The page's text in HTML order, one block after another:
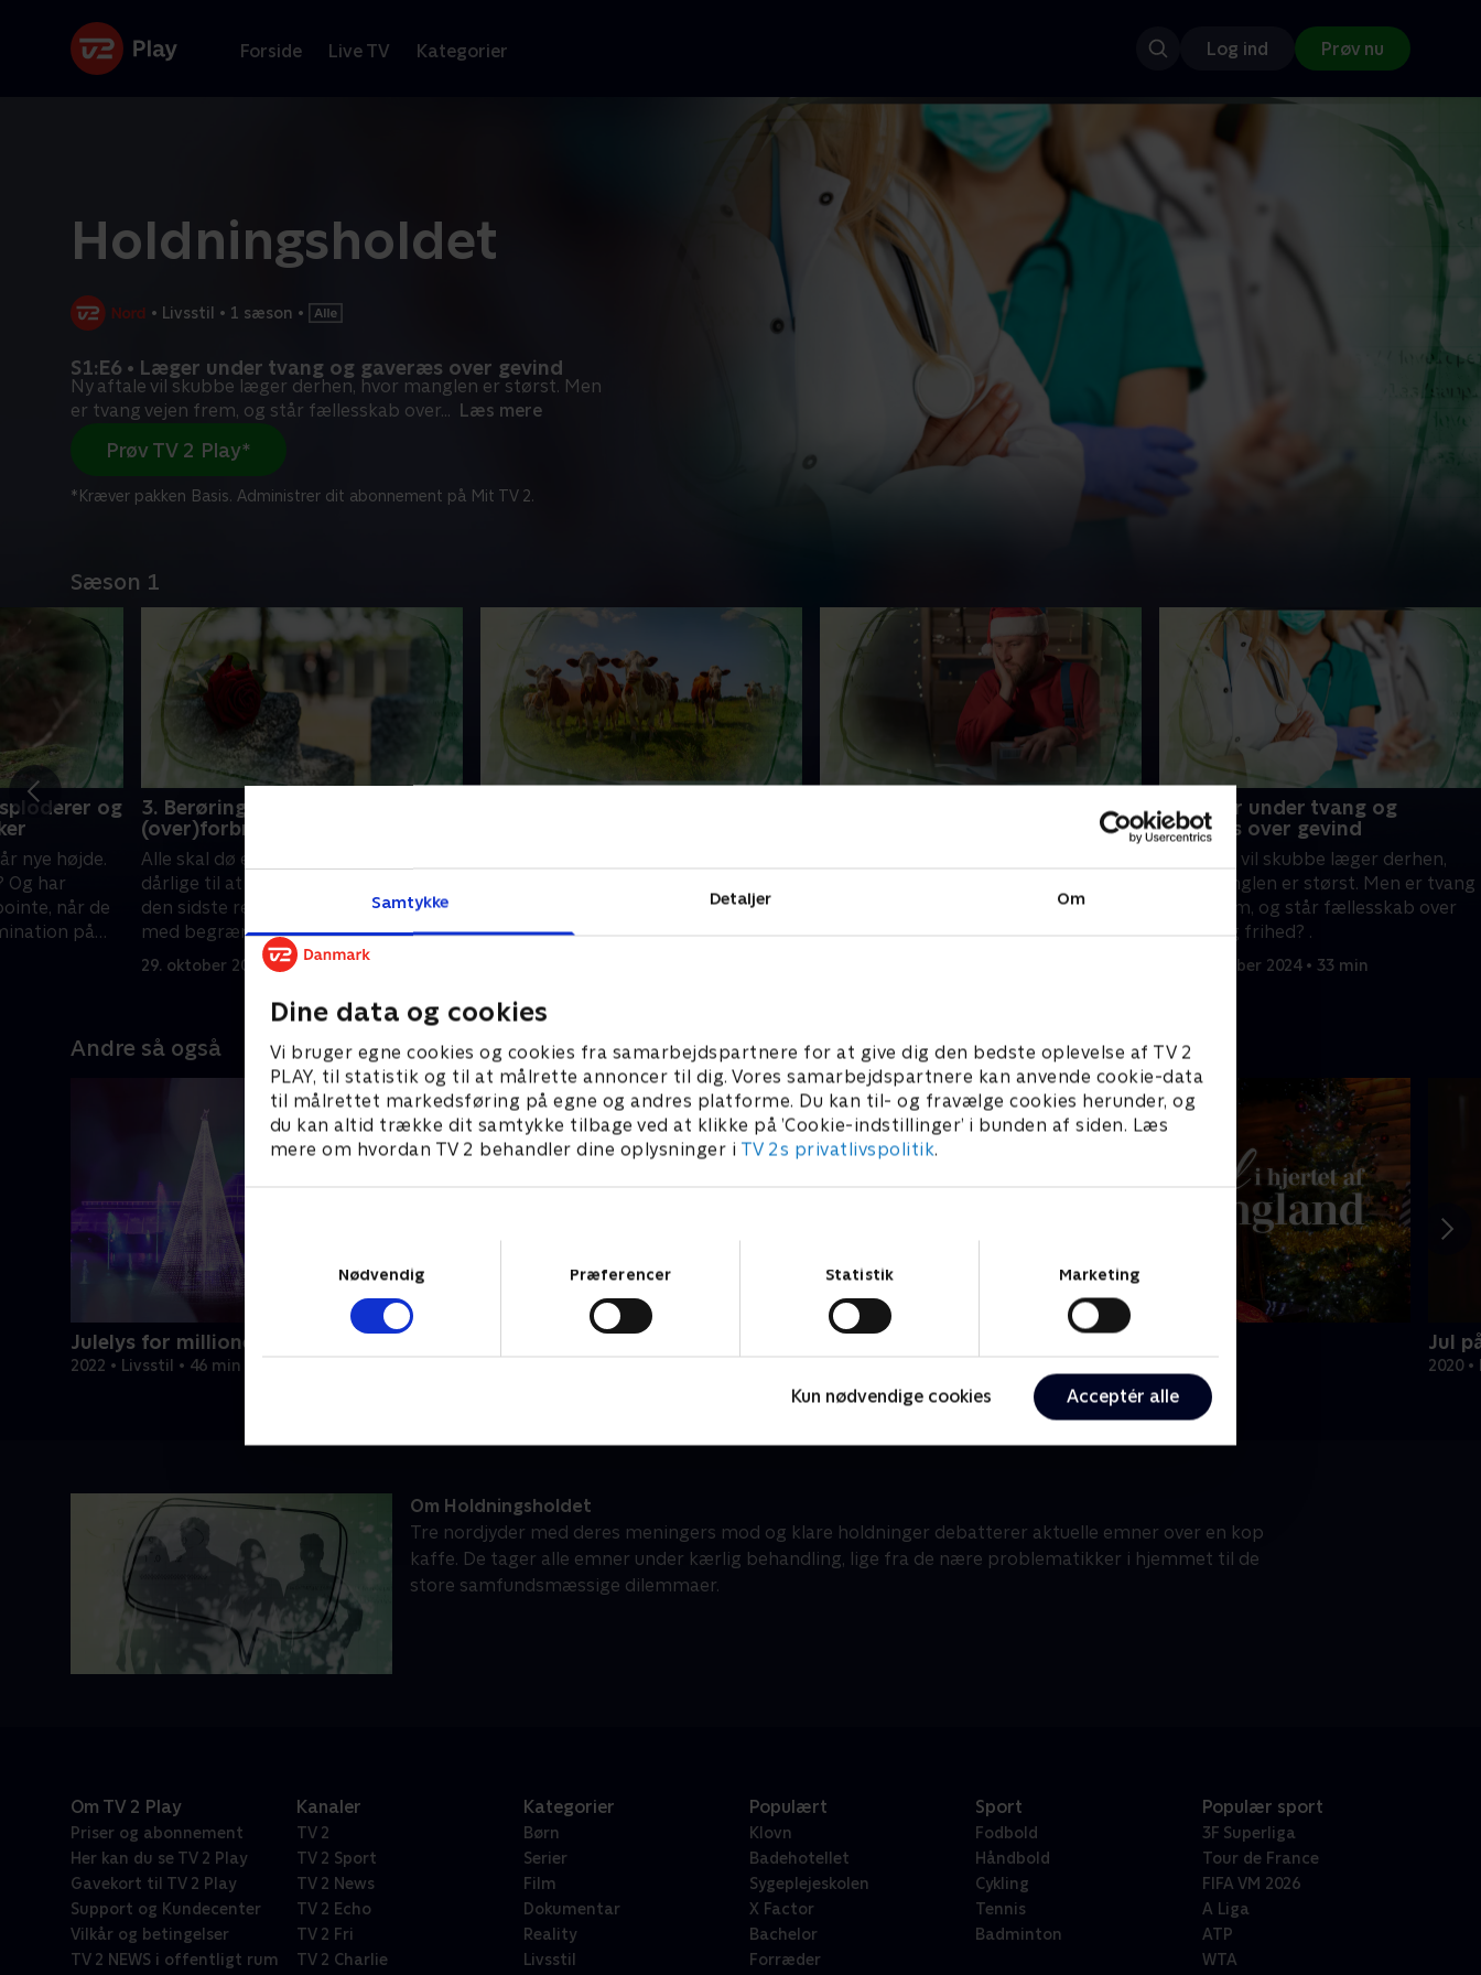
Samtykke Detaljer Om
Dine data og cookies
Vi bruger egne cookies og cookies fra samarbejdspartnere for at give dig den bedste oplevelse af TV 2
PLAY, til statistik og til at målrette annoncer til dig. Vores samarbejdspartnere kan anvende cookie-data
til målrettet markedsføring på egne og andres platforme. Du kan til- og fravælge cookies herunder, og
du kan altid trække dit samtykke tilbage ved at klikke på ’Cookie-indstillinger’ i bunden af siden. Læs
mere om hvordan TV 2 behandler dine oplysninger i TV 2s privatlivspolitik.
Nødvendig
Præferencer Statistik Marketing
Kun nødvendige cookies Acceptér alle
Forside Live TV Kategorier Log ind Prøv nu
Holdningsholdet
• Livsstil • 1 sæson •
S1:E6 • Læger under tvang og gaveræs over gevind
Ny aftale vil skubbe læger derhen, hvor manglen er størst. Men
er tvang vejen frem, og står fællesskab over... Læs mere
Prøv TV 2 Play*
*Kræver pakken Basis. Administrer dit abonnement på Mit TV 2.
Sæson 1
og
nye højde.
Og har
når de
på
3. Berøringsangst og børns
(over)forbrug af SoMe
Alle skal dø en dag - men er vi for
dårlige til at snakke om sygdom og
den sidste rejse? Og er det på tide
med begrænsninger for børns brug
af sociale medier?
29. oktober 2024 • 36 min
live i radioen. Og så har forskning i
alternative proteinkilder vakt
et problem? Og hvorfor stiger
6. Læger under tvang og
gaveræs over gevind
Ny aftale vil skubbe læger derhen,
hvor manglen er størst. Men er tvang
vejen frem, og står fællesskab over
personlig frihed? .
17. december 2024 • 33 min
Andre så også
Julelys for millioner
2022 • Livsstil • 46 min
Jul
2020
Om Holdningsholdet
Tre nordjyder med deres meningers mod og klare holdninger debatterer aktuelle emner over en kop
kaffe. De tager alle emner under kærlig behandling, lige fra de nære problematikker i hjemmet til de
store samfundsmæssige dilemmaer.
Om TV 2 Play
Priser og abonnement
Her kan du se TV 2 Play
Gavekort til TV 2 Play
Support og Kundecenter
Vilkår og betingelser
TV 2 NEWS i offentligt rum
Kanaler
TV 2
TV 2 Sport
TV 2 News
TV 2 Echo
TV 2 Fri
TV 2 Charlie
Kategorier
Børn
Serier
Film
Dokumentar
Reality
Livsstil
Populært
Klovn
Badehotellet
Sygeplejeskolen
X Factor
Bachelor
Forræder
Sport
Fodbold
Håndbold
Cykling
Tennis
Badminton
Populær sport
3F Superliga
Tour de France
FIFA VM 2026
A Liga
ATP
WTA